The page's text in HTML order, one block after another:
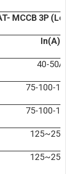
MCCB 3P
In(A)
40-50A
75-100-
75-100-
125~250A
125~250A